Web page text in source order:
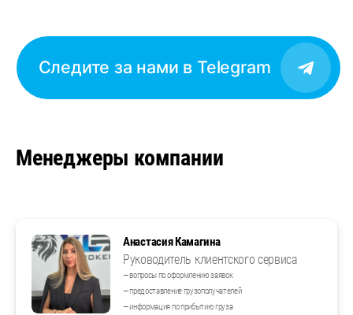
Следите за нами в Telegram
Менеджеры компании
Анастасия Камагина
Руководитель клиентского сервиса
— вопросы по оформлению заявок
— предоставление грузополучателей
— информация по прибытию груза